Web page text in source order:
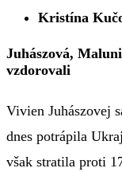
Kristína
Juhászová,
vzdorovali
Vivien Juhászovej
dnes potrápila
však stratila proti